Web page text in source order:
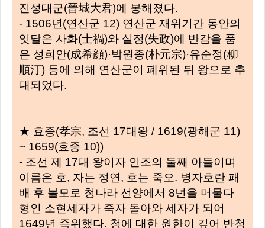
진성대군(晉城大君)에 봉해졌다.
- 1506년(연산군 12) 연산군 재위기간 동안의
잇달은 사화(士禍)와 실정(失政)에 반감을 품
은 성희안(成希顔)·박원종(朴元宗)·유순정(柳
順汀) 등에 의해 연산군이 폐위된 뒤 왕으로 추
대되었다.
★ 효종(孝宗, 조선 17대왕 / 1619(광해군 11)
~ 1659(효종 10))
- 조선 제 17대 왕이자 인조의 둘째 아들이며
이름은 호, 자는 정연, 호는 죽오. 병자호란 패
배 후 볼모로 청나라 선양에서 8년을 머물다
형인 소현세자가 죽자 돌아와 세자가 되어
1649년 즉위했다. 청에 대한 원한이 깊어 반청